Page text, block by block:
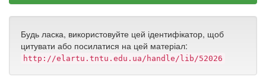
Будь ласка, використовуйте цей ідентифікатор, щоб
цитувати або посилатися на цей матеріал:
http://elartu.tntu.edu.ua/handle/lib/52026